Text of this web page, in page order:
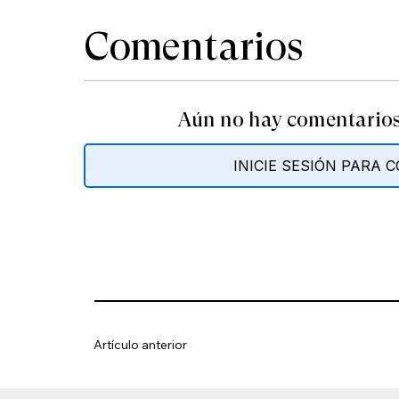
Comentarios
Aún no hay
INICIE SESIÓN PARA
Artículo anterior